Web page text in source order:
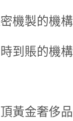
機製的機
到賬的機
黃金奢侈